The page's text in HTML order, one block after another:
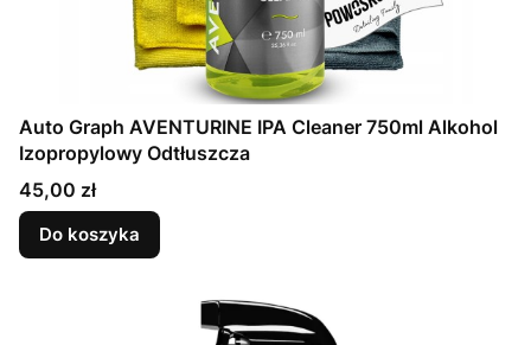
Auto Graph AVENTURINE IPA Cleaner 750ml Alkohol
Izopropylowy Odtłuszcza
Cena
45,00 zł
Do koszyka